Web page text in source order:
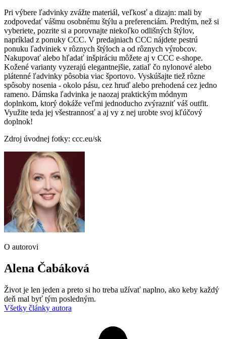
Pri výbere ľadvinky zvážte materiál, veľkosť a dizajn: mali by
zodpovedať vášmu osobnému štýlu a preferenciám. Predtým, než si
vyberiete, pozrite si a porovnajte niekoľko odlišných štýlov,
napríklad z ponuky CCC. V predajniach CCC nájdete pestrú
ponuku ľadviniek v rôznych štýloch a od rôznych výrobcov.
Nakupovať alebo hľadať inšpiráciu môžete aj v CCC e-shope.
Kožené varianty vyzerajú elegantnejšie, zatiaľ čo nylonové alebo
plátenné ľadvinky pôsobia viac športovo. Vyskúšajte tiež rôzne
spôsoby nosenia - okolo pásu, cez hruď alebo prehodená cez jedno
rameno. Dámska ľadvinka je naozaj praktickým módnym
doplnkom, ktorý dokáže veľmi jednoducho zvýrazniť váš outfit.
Využite teda jej všestrannosť a aj vy z nej urobte svoj kľúčový
doplnok!
Zdroj úvodnej fotky: ccc.eu/sk
O autorovi
Alena Čabáková
Život je len jeden a preto si ho treba užívať naplno, ako keby každý
deň mal byť tým posledným.
Všetky články autora